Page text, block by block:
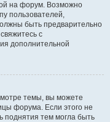
на форум. Возможно
пользователей,
быть предварительно
с
дополнительной
темы, вы можете
форума. Если этого не
поднятия тем могла быть